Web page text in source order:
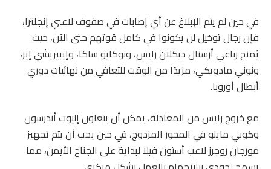
في حين لم يتم الإبلاغ عن أي إصابات في صفوف لاعبي إنجلترا،
فإن رجال توخيل لن يكونوا في كامل قوتهم حتى الآن، حيث
يُمنح رباعي أرسنال ديكلان رايس، وبوكايو ساكا، وإيبيريشي إيز،
ونوني مادويكي، مزيدًا من الوقت للتعافي من نهائيات دوري
أبطال أوروبا.
مع خروج رايس من المعادلة، يمكن أن يتعاون إليوت أندرسون
وكوبي ماينو في المحور المزدوج، في حين يجب أن يتم تجهيز
مورجان روجرز لاعب أستون فيلا لبداية على الجناح الأيمن، مما